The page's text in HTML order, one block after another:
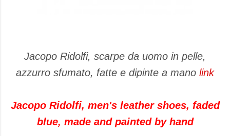
Jacopo Ridolfi, scarpe da uomo in pelle,
azzurro sfumato, fatte e dipinte a mano link
Jacopo Ridolfi, men's leather shoes, faded
blue, made and painted by hand